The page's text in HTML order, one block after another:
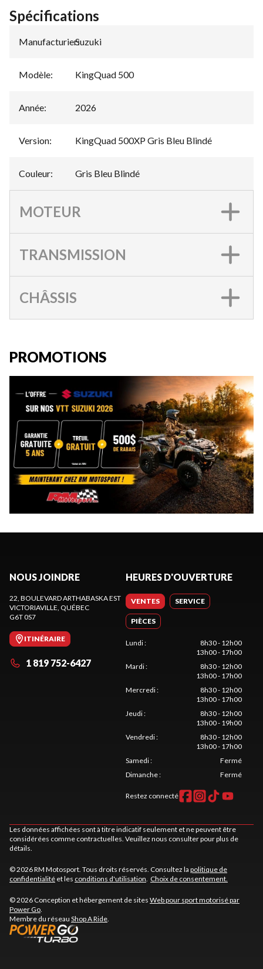
Spécifications
Manufacturier:
Suzuki
Modèle: KingQuad 500
Année: 2026
Version: KingQuad 500XP Gris Bleu Blindé
Couleur: Gris Bleu Blindé
MOTEUR
TRANSMISSION
CHÂSSIS
PROMOTIONS
NOUS JOINDRE
22, BOULEVARD ARTHABASKA EST
VICTORIAVILLE, QUÉBEC
G6T 0S7
ITINÉRAIRE
1 819 752-6427
HEURES D'OUVERTURE
VENTES SERVICE
PIÈCES
Lundi:
8h30 - 12h00
13h00 - 17h00
Mardi:
8h30 - 12h00
13h00 - 17h00
Mercredi:
8h30 - 12h00
13h00 - 17h00
Jeudi:
8h30 - 12h00
13h00 - 19h00
Vendredi:
8h30 - 12h00
13h00 - 17h00
Samedi:
Fermé
Dimanche: Fermé
Restez connecté
Les données affichées sont à titre indicatif seulement et ne peuvent être
considérées comme contractuelles. Veuillez nous consulter pour plus de
détails.
© 2026 RM Motosport. Tous droits réservés. Consultez la politique de
confidentialité et les conditions d'utilisation. Choix de consentement.
© 2026 Conception et hébergement de sites Web pour sport motorisé par
Power Go.
Membre du réseau Shop A Ride.